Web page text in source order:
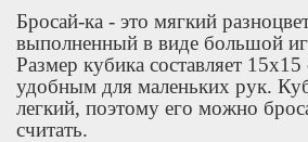
Бросай-ка - это мягкий
выполненный в виде большой
Размер кубика составляет 15х15
удобным для маленьких рук.
легкий, поэтому его можно
считать.